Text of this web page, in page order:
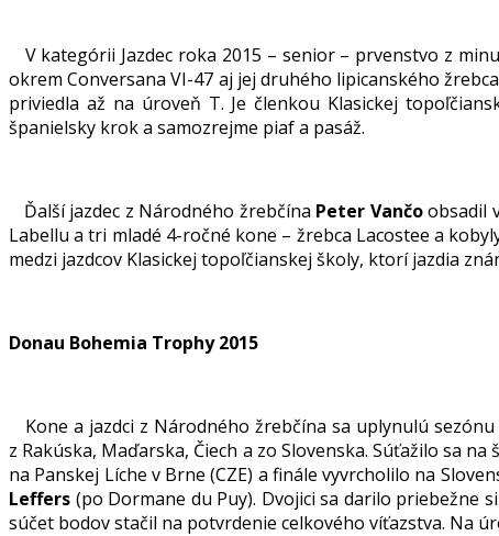
V kategórii Jazdec roka 2015 – senior – prvenstvo z
okrem Conversana VI-47 aj jej druhého lipicanského
priviedla až na úroveň T. Je členkou Klasickej
španielsky krok a samozrejme piaf a pasáž.
Ďalší jazdec z Národného žrebčína Peter Vančoobsadil
Labellu a tri mladé 4-ročné kone – žrebca Lacostee a
medzi jazdcov Klasickej topoľčianskej školy, ktorí jazdia
Donau Bohemia Trophy 2015
Kone a jazdci z Národného žrebčína sa uplynulú
z Rakúska, Maďarska, Čiech a zo Slovenska. Súťažilo sa
na Panskej Líche v Brne (CZE) a finále vyvrcholilo na
Leffers (po Dormane du Puy). Dvojici sa darilo priebežne
súčet bodov stačil na potvrdenie celkového víťazstva. Na